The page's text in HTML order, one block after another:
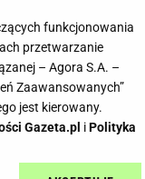
funkcjonowania
przetwarzanie
– Agora S.A. –
Zaawansowanych”
jest kierowany.
Gazeta.pl iPolityka